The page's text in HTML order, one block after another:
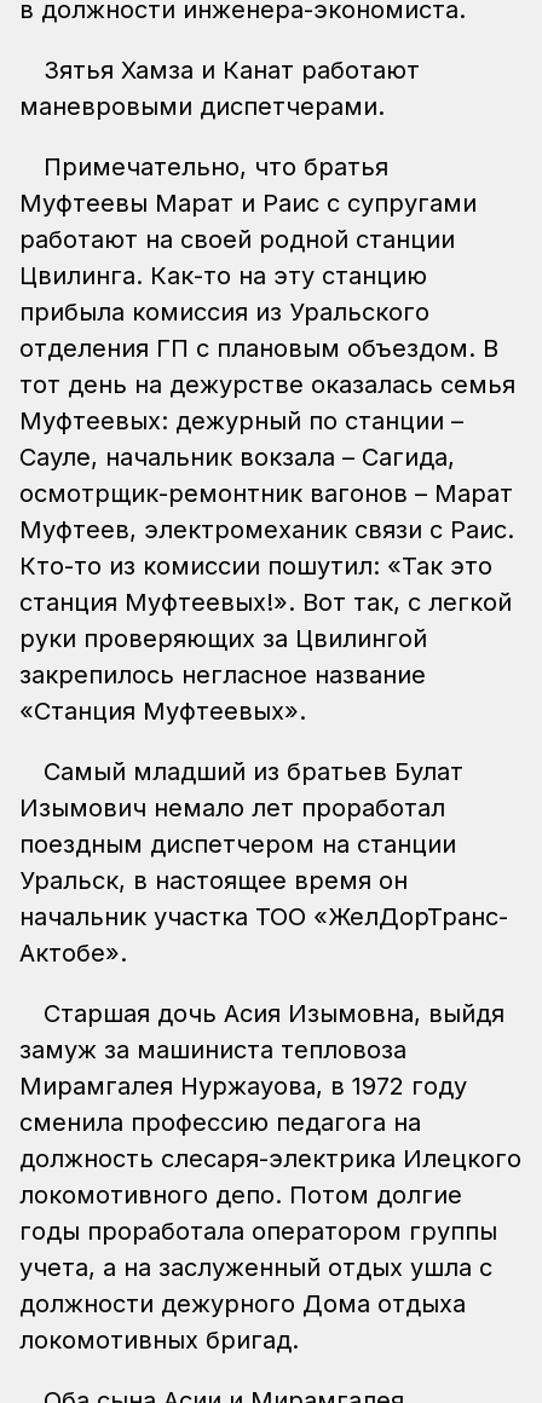
в должности инженера-экономиста.
Зятья Хамза и Канат работают
маневровыми диспетчерами.
Примечательно, что братья
Муфтеевы Марат и Раис с супругами
работают на своей родной станции
Цвилинга. Как-то на эту станцию
прибыла комиссия из Уральского
отделения ГП с плановым объездом. В
тот день на дежурстве оказалась семья
Муфтеевых: дежурный по станции –
Сауле, начальник вокзала – Сагида,
осмотрщик-ремонтник вагонов – Марат
Муфтеев, электромеханик связи с Раис.
Кто-то из комиссии пошутил: «Так это
станция Муфтеевых!». Вот так, с легкой
руки проверяющих за Цвилингой
закрепилось негласное название
«Станция Муфтеевых».
Самый младший из братьев Булат
Изымович немало лет проработал
поездным диспетчером на станции
Уральск, в настоящее время он
начальник участка ТОО «ЖелДорТранс-
Актобе».
Старшая дочь Асия Изымовна, выйдя
замуж за машиниста тепловоза
Мирамгалея Нуржауова, в 1972 году
сменила профессию педагога на
должность слесаря-электрика Илецкого
локомотивного депо. Потом долгие
годы проработала оператором группы
учета, а на заслуженный отдых ушла с
должности дежурного Дома отдыха
локомотивных бригад.